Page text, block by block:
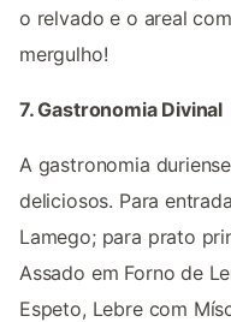
o relvado e o areal
mergulho!
7. Gastronomia Divinal
A gastronomia
deliciosos. Para
Lamego; para prato
Assado em Forno de
Espeto, Lebre com